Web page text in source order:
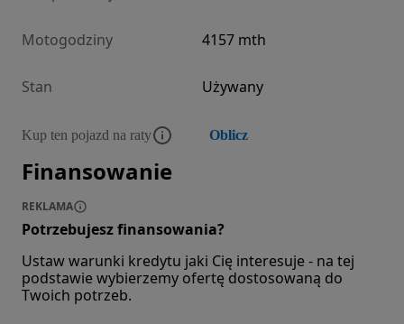
Motogodziny 4157 mth
Stan Używany
Kup ten pojazd na raty Oblicz
Finansowanie
REKLAMA
Potrzebujesz finansowania?
Ustaw warunki kredytu jaki Cię interesuje - na tej
podstawie wybierzemy ofertę dostosowaną do
Twoich potrzeb.